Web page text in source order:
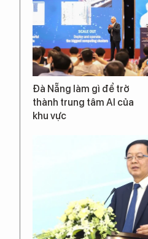
Đà Nẵng làm gì để trở
thành trung tâm AI của
khu vực